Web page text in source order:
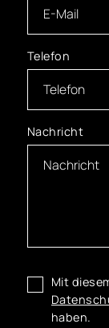
Telefon
Nachricht
Mit
haben.